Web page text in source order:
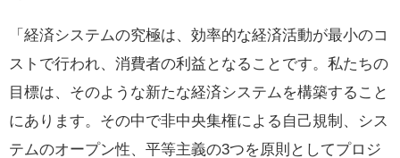
「経済システムの究極は、効率的な経済活動が最小のコ
ストで行われ、消費者の利益となることです。私たちの
目標は、そのような新たな経済システムを構築すること
にあります。その中で非中央集権による自己規制、シス
テムのオープン性、平等主義の3つを原則としてプロジ